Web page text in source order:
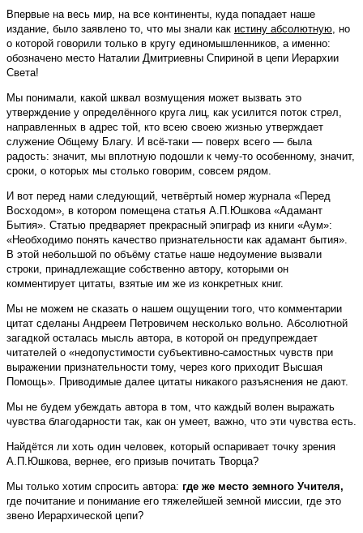
Впервые на весь мир, на все континенты, куда попадает наше
издание, было заявлено то, что мы знали как истину абсолютную, но
о которой говорили только в кругу единомышленников, а именно:
обозначено место Наталии Дмитриевны Спириной в цепи Иерархии
Света!
Мы понимали, какой шквал возмущения может вызвать это
утверждение у определённого круга лиц, как усилится поток стрел,
направленных в адрес той, кто всею своею жизнью утверждает
служение Общему Благу. И всё-таки — поверх всего — была
радость: значит, мы вплотную подошли к чему-то особенному, значит,
сроки, о которых мы столько говорим, совсем рядом.
И вот перед нами следующий, четвёртый номер журнала «Перед
Восходом», в котором помещена статья А.П.Юшкова «Адамант
Бытия». Статью предваряет прекрасный эпиграф из книги «Аум»:
«Необходимо понять качество признательности как адамант бытия».
В этой небольшой по объёму статье наше недоумение вызвали
строки, принадлежащие собственно автору, которыми он
комментирует цитаты, взятые им же из конкретных книг.
Мы не можем не сказать о нашем ощущении того, что комментарии
цитат сделаны Андреем Петровичем несколько вольно. Абсолютной
загадкой осталась мысль автора, в которой он предупреждает
читателей о «недопустимости субъективно-самостных чувств при
выражении признательности тому, через кого приходит Высшая
Помощь». Приводимые далее цитаты никакого разъяснения не дают.
Мы не будем убеждать автора в том, что каждый волен выражать
чувства благодарности так, как он умеет, важно, что эти чувства есть.
Найдётся ли хоть один человек, который оспаривает точку зрения
А.П.Юшкова, вернее, его призыв почитать Творца?
Мы только хотим спросить автора: где же место земного Учителя,
где почитание и понимание его тяжелейшей земной миссии, где это
звено Иерархической цепи?